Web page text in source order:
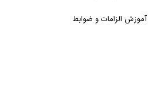
الزامات و ضوابط